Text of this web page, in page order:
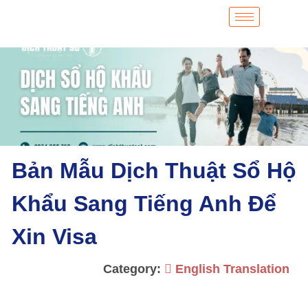
Bản Mẫu Dịch Thuật Sổ Hộ
Khẩu Sang Tiếng Anh Để
Xin Visa
Category: English Translation